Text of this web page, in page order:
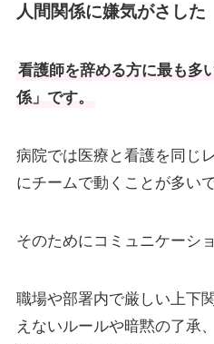
人間関係に嫌気がさした
看護師を辞める方に最も多
係」です。
病院では医療と看護を同じ
にチームで動くことが多い
そのためにコミュニケーシ
職場や部署内で厳しい上下
えないルールや暗黙の了承